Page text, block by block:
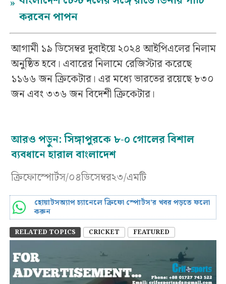
করবেন পাপন
আগামী ১৯ ডিসেম্বর দুবাইয়ে ২০২৪ আইপিএলের নিলাম
অনুষ্ঠিত হবে। এবারের নিলামে রেজিস্টার করেছে
১১৬৬ জন ক্রিকেটার। এর মধ্যে ভারতের রয়েছে ৮৩০
জন এবং ৩৩৬ জন বিদেশী ক্রিকেটার।
আরও পড়ুন:সিঙ্গাপুরকে ৮-০ গোলের বিশাল
ব্যবধানে হারাল বাংলাদেশ
ক্রিফোস্পোর্টস/০৪ডিসেম্বর২৩/এমটি
হোয়াটসঅ্যাপ চ্যানেলে ক্রিফো স্পোর্টস’র খবর পড়তে ফলো
করুন
RELATED TOPICS CRICKET FEATURED